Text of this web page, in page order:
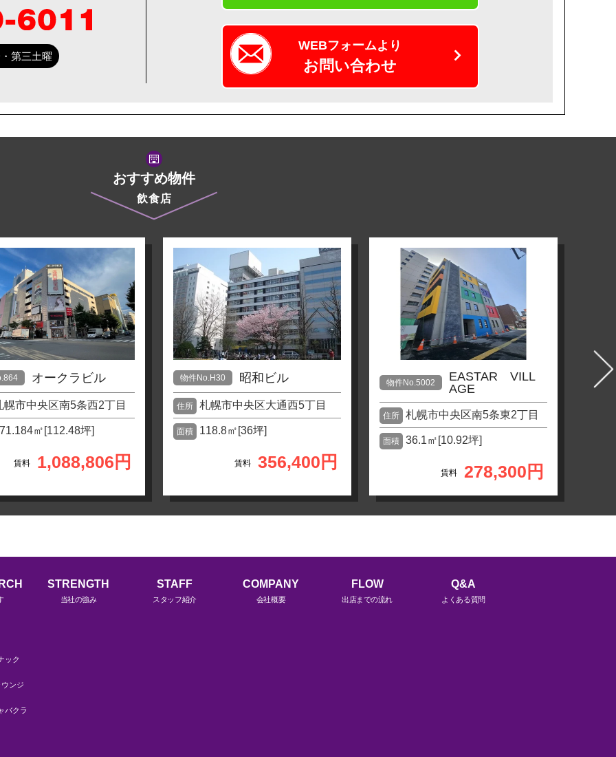
第三土曜
WEBフォームより
お問い合わせ
おすすめ物件
飲食店
オークラビル
市中央区南5条西2丁目
㎡[112.48坪]
賃料 1,088,806円
物件No.H30 昭和ビル
住所 札幌市中央区大通西5丁目
面積 118.8㎡[36坪]
賃料 356,400円
物件No.5002
EASTAR VILL
AGE
住所 札幌市中央区南5条東2丁目
面積 36.1㎡[10.92坪]
賃料 278,300円
物件
ック
ンジ
バクラ
STRENGTH
当社の強み
STAFF
スタッフ紹介
COMPANY
会社概要
FLOW
出店までの流れ
Q&A
よくある質問